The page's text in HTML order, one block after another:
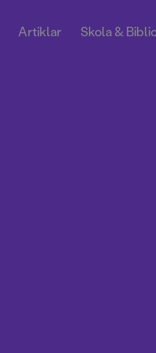
Artiklar Skola &